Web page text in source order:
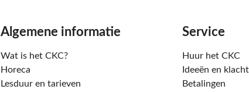
Algemene informatie
Wat is het CKC?
Horeca
Lesduur en tarieven
Service
Huur het CKC
Ideeën en
Betalingen